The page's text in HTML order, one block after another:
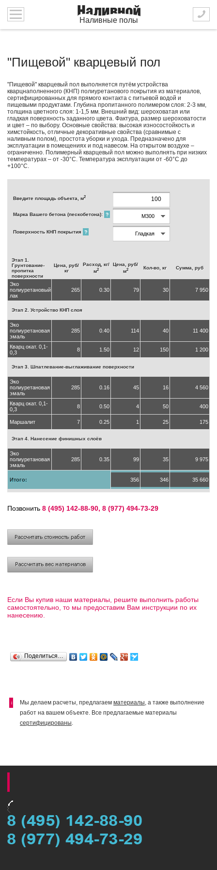
Наливные полы
"Пищевой" кварцевый пол
"Пищевой" кварцевый пол выполняется путём устройства
кварцнаполненного (КНП) полиуретанового покрытия из материалов,
сертифицированных для прямого контакта с питьевой водой и
пищевыми продуктами. Глубина пропитанного полимером слоя: 2-3 мм,
толщина цветного слоя: 1-1,5 мм. Внешний вид: шероховатая или
гладкая поверхность заданного цвета. Фактура, размер шероховатости
и цвет – по выбору. Основные свойства: высокая износостойкость и
химстойкость, отличные декоративные свойства (сравнимые с
наливным полом), простота уборки и ухода. Предназначено для
эксплуатации в помещениях и под навесом. На открытом воздухе –
ограниченно. Полимерный кварцевый пол можно выполнять при низких
температурах – от -30°С. Температура эксплуатации от -60°С до
+100°С.
Введите площадь объекта, м2
Марка Вашего бетона (пескобетона): ?
Поверхность КНП покрытия ?
Этап 1.
Грунтование-
пропитка
поверхности
Цена, руб/
кг
Расход, кг/
м2
Цена, руб/
м2 Кол-во, кг Сумма, руб
Эко
полиуретановый
лак
265 0.30 79 30 7 950
Этап 2. Устройство КНП слоя
Эко
полиуретановая
эмаль
285 0.40 114 40 11 400
Кварц окат. 0,1-
0,3
8 1.50 12 150 1 200
Этап 3. Шпатлевание-выглаживание поверхности
Эко
полиуретановая
эмаль
285 0.16 45 16 4 560
Кварц окат. 0,1-
0,3
8 0.50 4 50 400
Маршалит 7 0.25 1 25 175
Этап 4. Нанесение финишных слоёв
Эко
полиуретановая
эмаль
285 0.35 99 35 9 975
Итого: 356 346 35 660
Позвонить 8 (495) 142-88-90, 8 (977) 494-73-29
Если Вы купив наши материалы, решите выполнить работы
самостоятельно, то мы предоставим Вам инструкции по их
нанесению.
Поделиться…
i Мы делаем расчеты, предлагаем материалы, а также выполнение
работ на вашем объекте. Все предлагаемые материалы
сертифицированы.